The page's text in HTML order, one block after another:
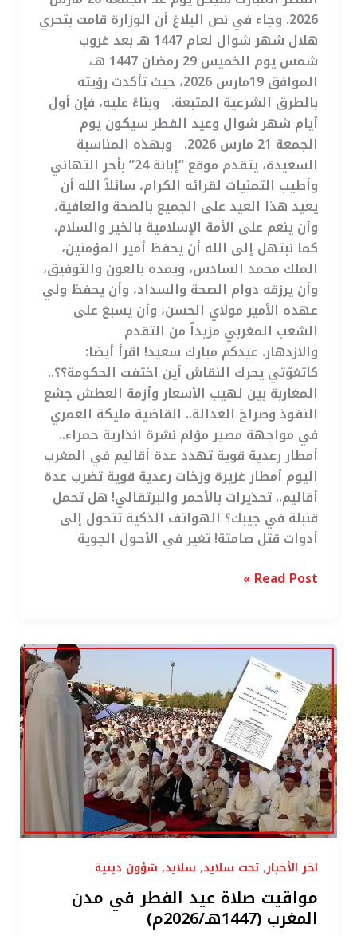
2026. وجاء في نص البلاغ أن الوزارة قامت بتحري
هلال شهر شوال لعام 1447 هـ بعد غروب
شمس يوم الخميس 29 رمضان 1447 هـ،
الموافق 19مارس 2026، حيث تأكدت رؤيته
بالطرق الشرعية المتبعة. وبناءً عليه، فإن أول
أيام شهر شوال وعيد الفطر سيكون يوم
الجمعة 21 مارس 2026. وبهذه المناسبة
السعيدة، يتقدم موقع “إبانة 24” بأحر التهاني
وأطيب التمنيات لقرائه الكرام، سائلاً الله أن
يعيد هذا العيد على الجميع بالصحة والعافية،
وأن ينعم على الأمة الإسلامية بالخير والسلام.
كما نبتهل إلى الله أن يحفظ أمير المؤمنين،
الملك محمد السادس، ويمده بالعون والتوفيق،
وأن يرزقه دوام الصحة والسداد، وأن يحفظ ولي
عهده الأمير مولاي الحسن، وأن يسبغ على
الشعب المغربي مزيداً من التقدم
والازدهار. عيدكم مبارك سعيد! اقرأ أيضا:
كاتغوّتي يحرك النقاش أين اختفت الحكومة؟؟..
المغاربة بين لهيب الأسعار وأزمة العطش جشع
النفوذ وصراخ العدالة.. القاضية مليكة العمري
في مواجهة مصير مؤلم نشرة انذارية حمراء..
أمطار رعدية قوية تهدد عدة أقاليم في المغرب
اليوم أمطار غزيرة وزخات رعدية قوية تضرب عدة
أقاليم.. تحذيرات بالأحمر والبرتقالي! هل تحمل
قنبلة في جيبك؟ الهواتف الذكية تتحول إلى
أدوات قتل صامتة! تغير في الأحول الجوية
Read Post »
اخر الأخبار,تحت سلايد, سلايد, شؤون دينية
مواقيت صلاة عيد الفطر في مدن
المغرب (1447هـ/2026م)
مواقيت
صلاة
عيد
الفطر
في
مدن
المغرب
(1447هـ/2026م)